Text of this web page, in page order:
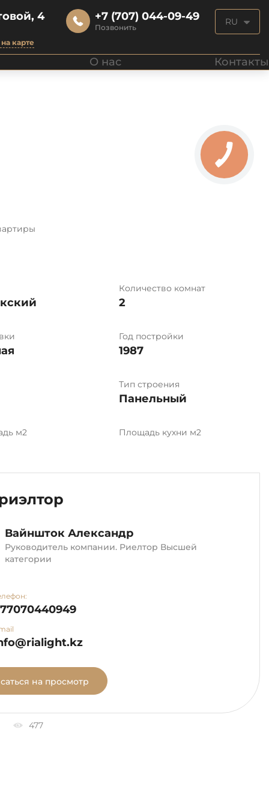
4
карте
+7 (707) 044-09-49
Позвонить
RU
О нас Контакты
Количество комнат
2
Год постройки
1987
Тип строения
Панельный
м2 Площадь кухни м2
Вайншток Александр
Руководитель компании. Риелтор Высшей
категории
на просмотр
477